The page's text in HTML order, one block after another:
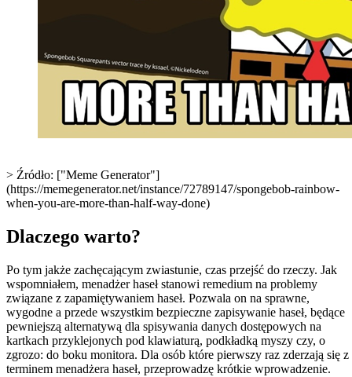
> Źródło: ["Meme Generator"]
(https://memegenerator.net/instance/72789147/spongebob-rainbow-
when-you-are-more-than-half-way-done)
Dlaczego warto?
Po tym jakże zachęcającym zwiastunie, czas przejść do rzeczy. Jak
wspomniałem, menadżer haseł stanowi remedium na problemy
związane z zapamiętywaniem haseł. Pozwala on na sprawne,
wygodne a przede wszystkim bezpieczne zapisywanie haseł, będące
pewniejszą alternatywą dla spisywania danych dostępowych na
kartkach przyklejonych pod klawiaturą, podkładką myszy czy, o
zgrozo: do boku monitora. Dla osób które pierwszy raz zderzają się z
terminem menadżera haseł, przeprowadzę krótkie wprowadzenie.